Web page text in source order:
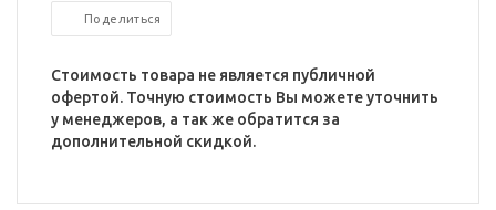
Поделиться
Стоимость товара не является публичной
офертой. Точную стоимость Вы можете уточнить
у менеджеров, а так же обратится за
дополнительной скидкой.